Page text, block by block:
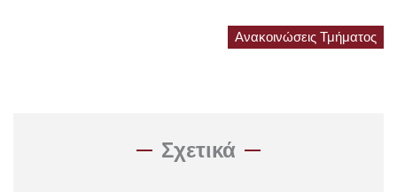
Ανακοινώσεις Τμήματος
Σχετικά